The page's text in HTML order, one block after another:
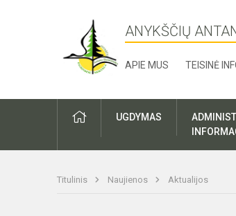
ANYKŠČIŲ
APIE MUS TEISINĖ
UGDYMAS
Titulinis Naujienos Aktualijos